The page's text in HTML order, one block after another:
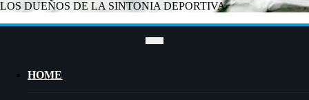
LOS DUEÑOS DE LA SINTONIA DEPORTIVA
HOME